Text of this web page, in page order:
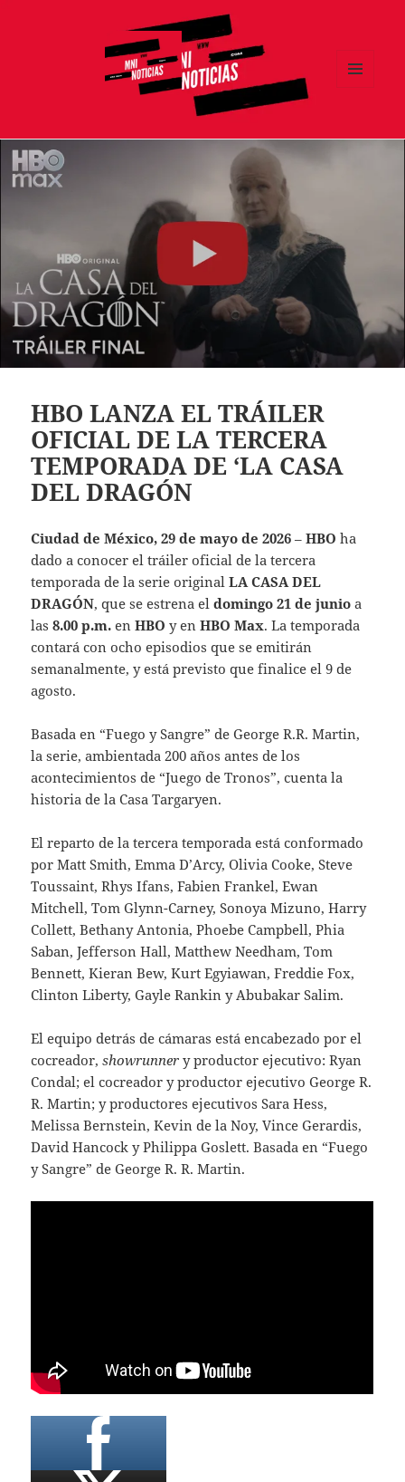
HBO LANZA EL TRÁILER
OFICIAL DE LA TERCERA
TEMPORADA DE ‘LA CASA
DEL DRAGÓN
Ciudad de México, 29 de mayo de 2026 –HBO ha
dado a conocer el tráiler oficial de la tercera
temporada de la serie originalLA CASA DEL
DRAGÓN, que se estrena eldomingo 21 de junio a
las8.00 p.m. enHBO y enHBO Max. La temporada
contará con ocho episodios que se emitirán
semanalmente, y está previsto que finalice el 9 de
agosto.
Basada en “Fuego y Sangre” de George R.R. Martin,
la serie, ambientada 200 años antes de los
acontecimientos de “Juego de Tronos”, cuenta la
historia de la Casa Targaryen.
El reparto de la tercera temporada está conformado
por Matt Smith, Emma D’Arcy, Olivia Cooke, Steve
Toussaint, Rhys Ifans, Fabien Frankel, Ewan
Mitchell, Tom Glynn-Carney, Sonoya Mizuno, Harry
Collett, Bethany Antonia, Phoebe Campbell, Phia
Saban, Jefferson Hall, Matthew Needham, Tom
Bennett, Kieran Bew, Kurt Egyiawan, Freddie Fox,
Clinton Liberty, Gayle Rankin y Abubakar Salim.
El equipo detrás de cámaras está encabezado por el
cocreador,showrunner y productor ejecutivo: Ryan
Condal; el cocreador y productor ejecutivo George R.
R. Martin; y productores ejecutivos Sara Hess,
Melissa Bernstein, Kevin de la Noy, Vince Gerardis,
David Hancock y Philippa Goslett. Basada en “Fuego
y Sangre” de George R. R. Martin.